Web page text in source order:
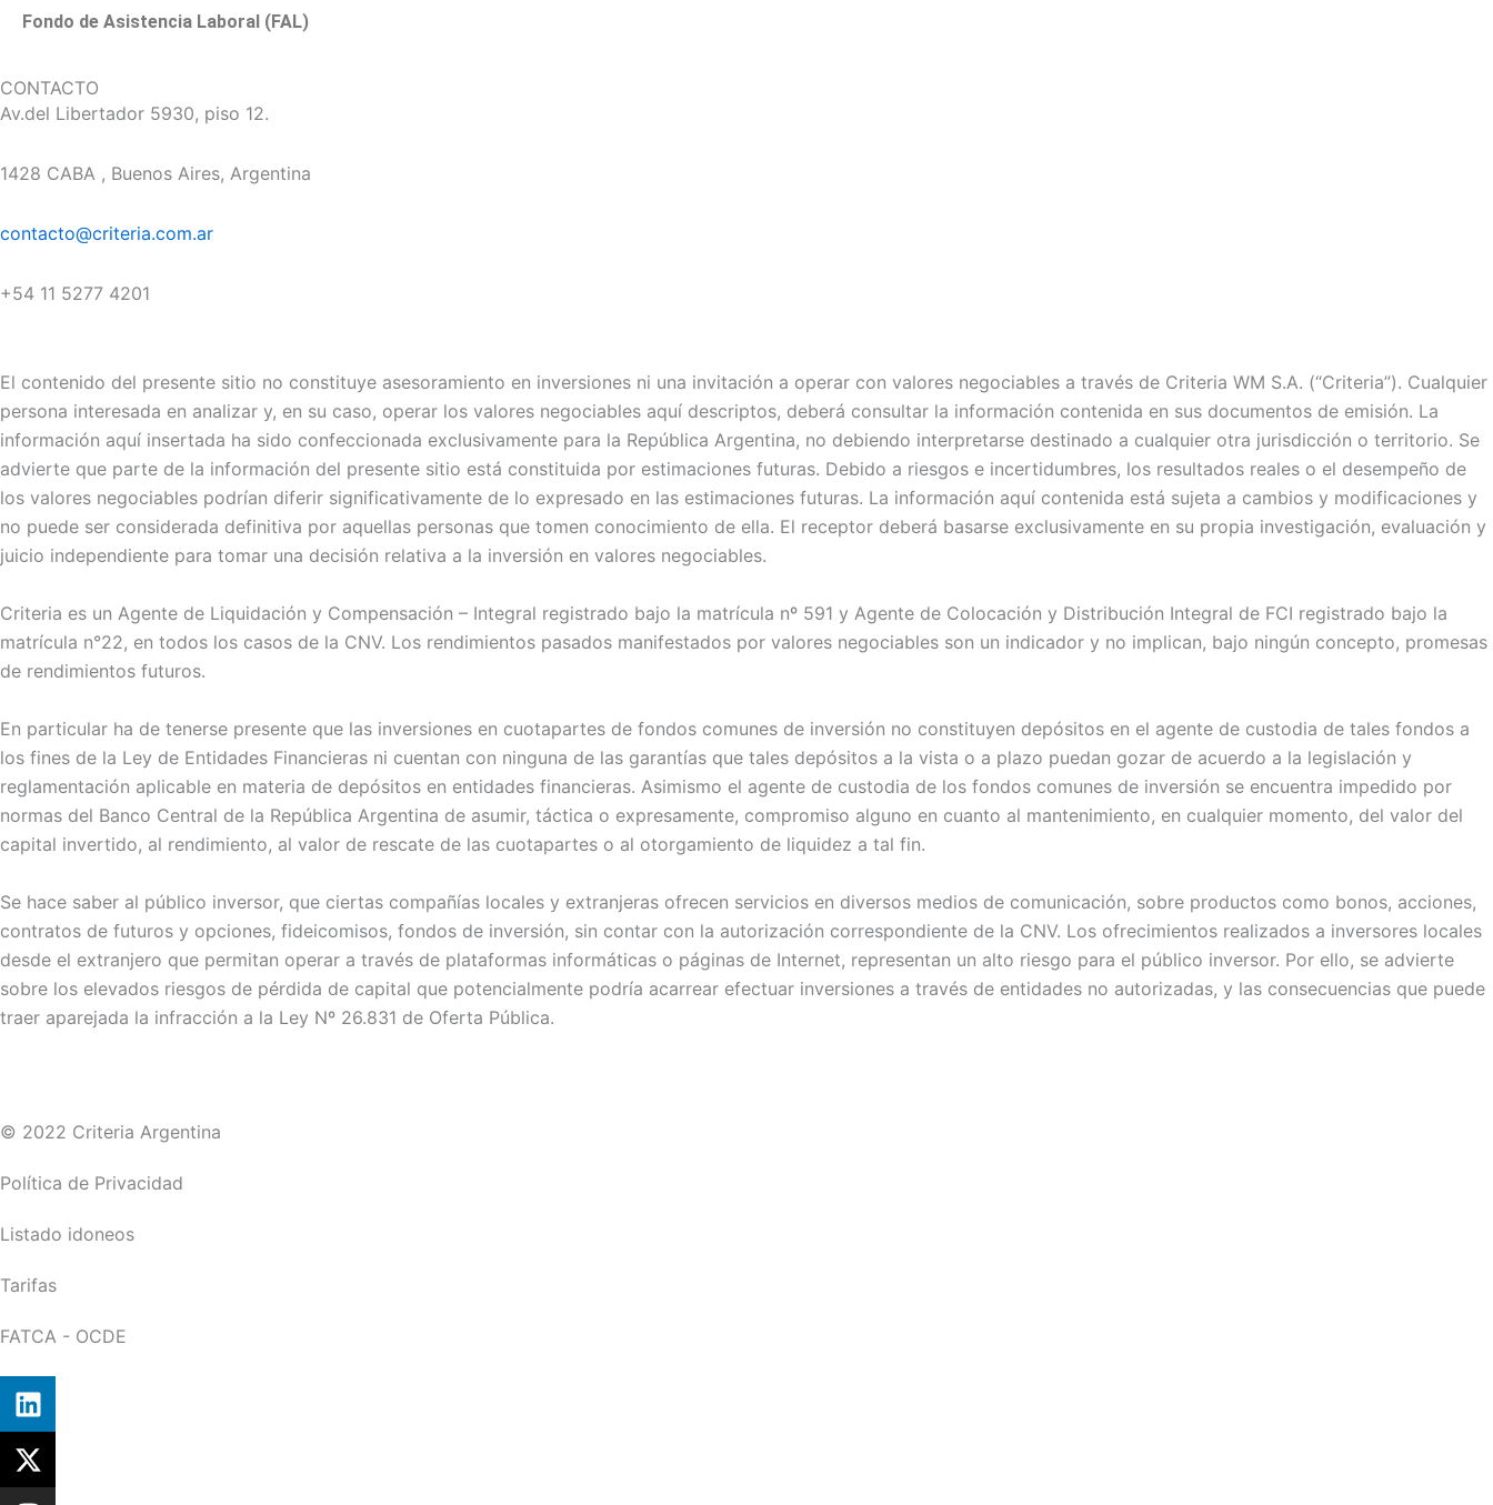
Fondo de Asistencia Laboral (FAL)
CONTACTO
Av.del Libertador 5930, piso 12.
1428 CABA , Buenos Aires, Argentina
contacto@criteria.com.ar
+54 11 5277 4201
El contenido del presente sitio no constituye asesoramiento en inversiones ni una invitación a operar con valores negociables a través de Criteria WM S.A. (“Criteria”). Cualquier
persona interesada en analizar y, en su caso, operar los valores negociables aquí descriptos, deberá consultar la información contenida en sus documentos de emisión. La
información aquí insertada ha sido confeccionada exclusivamente para la República Argentina, no debiendo interpretarse destinado a cualquier otra jurisdicción o territorio. Se
advierte que parte de la información del presente sitio está constituida por estimaciones futuras. Debido a riesgos e incertidumbres, los resultados reales o el desempeño de
los valores negociables podrían diferir significativamente de lo expresado en las estimaciones futuras. La información aquí contenida está sujeta a cambios y modificaciones y
no puede ser considerada definitiva por aquellas personas que tomen conocimiento de ella. El receptor deberá basarse exclusivamente en su propia investigación, evaluación y
juicio independiente para tomar una decisión relativa a la inversión en valores negociables.
Criteria es un Agente de Liquidación y Compensación – Integral registrado bajo la matrícula nº 591 y Agente de Colocación y Distribución Integral de FCI registrado bajo la
matrícula n°22, en todos los casos de la CNV. Los rendimientos pasados manifestados por valores negociables son un indicador y no implican, bajo ningún concepto, promesas
de rendimientos futuros.
En particular ha de tenerse presente que las inversiones en cuotapartes de fondos comunes de inversión no constituyen depósitos en el agente de custodia de tales fondos a
los fines de la Ley de Entidades Financieras ni cuentan con ninguna de las garantías que tales depósitos a la vista o a plazo puedan gozar de acuerdo a la legislación y
reglamentación aplicable en materia de depósitos en entidades financieras. Asimismo el agente de custodia de los fondos comunes de inversión se encuentra impedido por
normas del Banco Central de la República Argentina de asumir, táctica o expresamente, compromiso alguno en cuanto al mantenimiento, en cualquier momento, del valor del
capital invertido, al rendimiento, al valor de rescate de las cuotapartes o al otorgamiento de liquidez a tal fin.
Se hace saber al público inversor, que ciertas compañías locales y extranjeras ofrecen servicios en diversos medios de comunicación, sobre productos como bonos, acciones,
contratos de futuros y opciones, fideicomisos, fondos de inversión, sin contar con la autorización correspondiente de la CNV. Los ofrecimientos realizados a inversores locales
desde el extranjero que permitan operar a través de plataformas informáticas o páginas de Internet, representan un alto riesgo para el público inversor. Por ello, se advierte
sobre los elevados riesgos de pérdida de capital que potencialmente podría acarrear efectuar inversiones a través de entidades no autorizadas, y las consecuencias que puede
traer aparejada la infracción a la Ley Nº 26.831 de Oferta Pública.
© 2022 Criteria Argentina
Política de Privacidad
Listado idoneos
Tarifas
FATCA - OCDE
L
i
n
k
X
-